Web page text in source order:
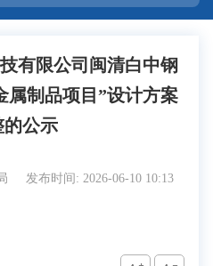
有限公司闽清白中钢
属制品项目”设计方案
的公示
发布时间: 2026-06-10 10:13